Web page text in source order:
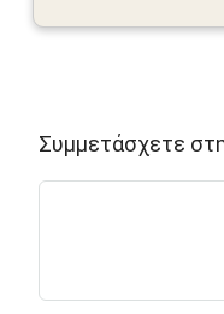
Συμμετάσχετε